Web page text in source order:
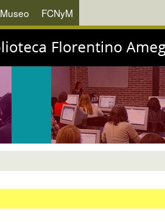
Museo FCNyM